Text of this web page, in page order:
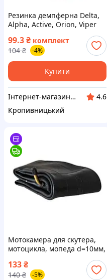
Резинка демпферна Delta,
Alpha, Active, Orion, Viper
Active, Spark, Forte, чорна,
4шт ОЕМ TM-C-460 ВСМ8
99.3₴ комплект
104 ₴ -4%
Купити
Інтернет-магазин "Запчастинки"
4.6
Кропивницький
Мотокамера для скутера,
мотоцикла, мопеда d=10мм,
3.5" (кривий сосок) (вир-во
Winner Таїланд) ВС8
133₴
140 ₴ -5%